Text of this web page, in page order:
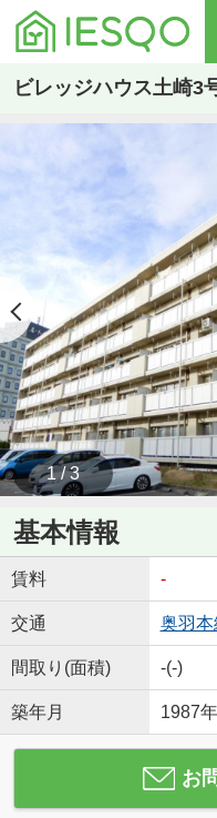
ビレッジハウス土崎3
1 / 3
基本情報
賃料 -
交通 奥羽本
間取り(面積) -(-)
築年月 1987
お